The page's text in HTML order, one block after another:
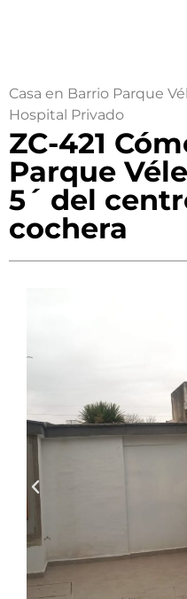
Casa en Barrio Parque
Hospital Privado
ZC-421
Parque
5´ del
cochera